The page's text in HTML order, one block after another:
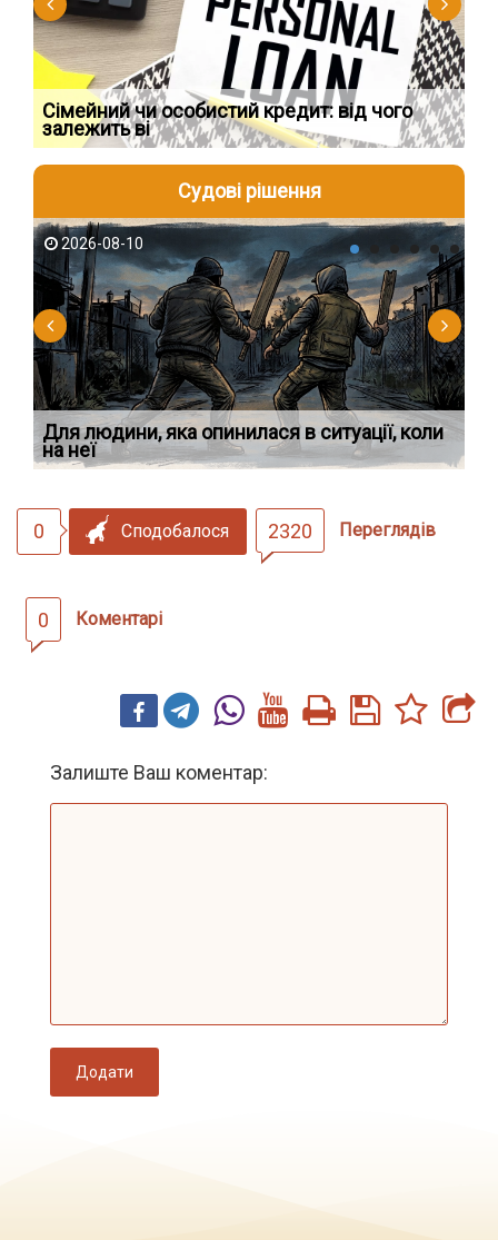
Сімейний чи особистий кредит: від чого
залежить ві
Судові рішення
2026-08-10
Для людини, яка опинилася в ситуації, коли
на неї
0 Сподобалося 2320 Переглядів
0 Коментарі
Залиште Ваш коментар:
Додати